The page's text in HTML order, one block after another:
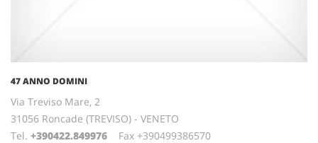
47 ANNO DOMINI
Via Treviso Mare, 2
31056 Roncade (TREVISO) - VENETO
Tel. +390422.849976 Fax +390499386570